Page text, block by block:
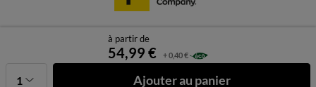
à partir de
54,99 € + 0,40 €
1 Ajouter au panier
Mentions légales Données personnelles